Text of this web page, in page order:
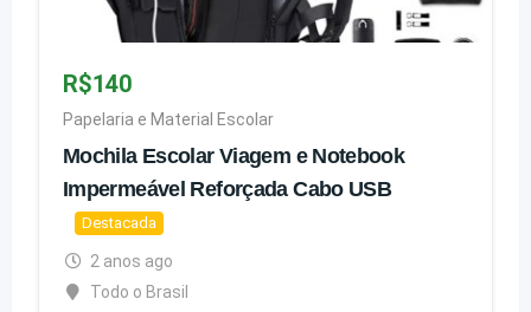
R$140
Papelaria e Material Escolar
Mochila Escolar Viagem e Notebook
Impermeável Reforçada Cabo USB
Destacada
2 anos ago
Todo o Brasil